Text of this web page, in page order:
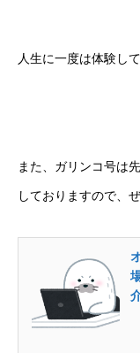
メディア取材受付
北海道最強のビジ
人生に一度は体験し
また、ガリンコ号は
しておりますので、